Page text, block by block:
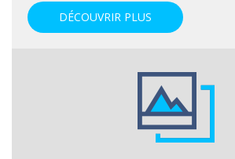
DÉCOUVRIR PLUS